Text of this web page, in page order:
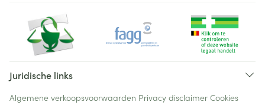
Juridische links
Algemene verkoopsvoorwaarden Privacy disclaimer Cookies